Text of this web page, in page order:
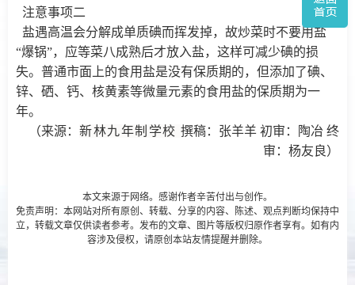
注意事项二
盐遇高温会分解成单质碘而挥发掉，故炒菜时不要用盐
“爆锅”，应等菜八成熟后才放入盐，这样可减少碘的损
失。普通市面上的食用盐是没有保质期的，但添加了碘、
锌、硒、钙、核黄素等微量元素的食用盐的保质期为一
年。
（来源： 新林九年制学校 撰稿：张羊羊 初审：陶冶 终
审：杨友良）
本文来源于网络。感谢作者辛苦付出与创作。
免责声明：本网站对所有原创、转载、分享的内容、陈述、观点判断均保持中
立，转载文章仅供读者参考。发布的文章、图片等版权归原作者享有。如有内
容涉及侵权，请原创本站友情提醒并删除。